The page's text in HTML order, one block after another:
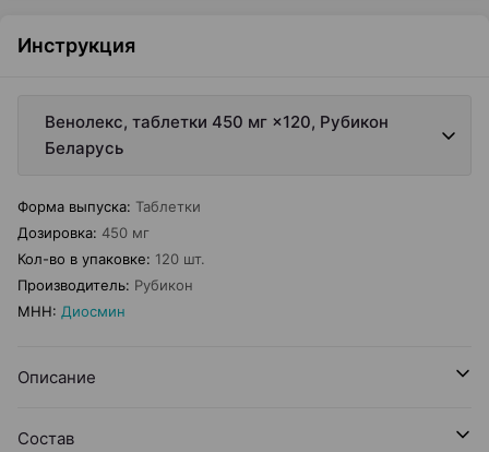
Инструкция
Венолекс, таблетки 450 мг ×120, Рубикон
Беларусь
Форма выпуска: Таблетки
Дозировка: 450 мг
Кол-во в упаковке: 120 шт.
Производитель: Рубикон
МНН: Диосмин
Описание
Состав